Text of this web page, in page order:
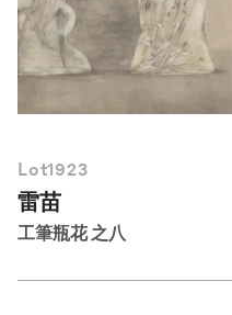
繁體中文
Lot1923
雷苗
工筆瓶花 之八